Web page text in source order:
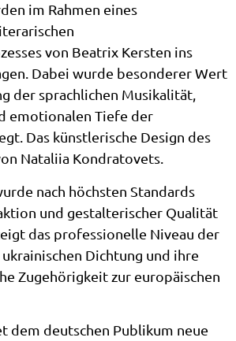
im Rahmen eines
von Beatrix Kersten ins
Dabei wurde besonderer Wert
der sprachlichen Musikalität,
emotionalen Tiefe der
Das künstlerische Design des
Nataliia Kondratovets.
nach höchsten Standards
und gestalterischer Qualität
das professionelle Niveau der
Dichtung und ihre
Zugehörigkeit zur europäischen
dem deutschen Publikum neue